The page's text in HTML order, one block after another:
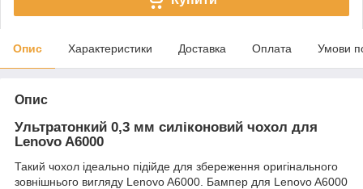
Опис Характеристики Доставка Оплата Умови
Опис
Ультратонкий 0,3 мм силіконовий чохол для
Lenovo A6000
Такий чохол ідеально підійде для збереження оригінального
зовнішнього вигляду Lenovo A6000. Бампер для Lenovo A6000